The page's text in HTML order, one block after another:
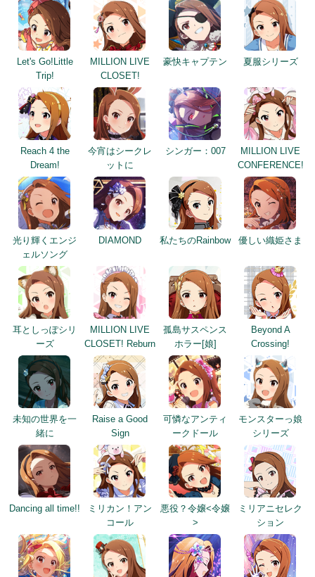
Let's Go!Little
Trip!
MILLION LIVE
CLOSET!
豪快キャプテン 夏服シリーズ
Reach 4 the
Dream!
今宵はシークレ
ットに
シンガー：007
MILLION LIVE
CONFERENCE!
光り輝くエンジ
ェルソング
DIAMOND 私たちのRainbow 優しい織姫さま
耳としっぽシリ
ーズ
MILLION LIVE
CLOSET! Reburn
孤島サスペンス
ホラー[娘]
Beyond A
Crossing!
未知の世界を一
緒に
Raise a Good
Sign
可憐なアンティ
ークドール
モンスターっ娘
シリーズ
Dancing all time!!
ミリカン！アン
コール
悪役？令嬢<令嬢
>
ミリアニセレク
ション